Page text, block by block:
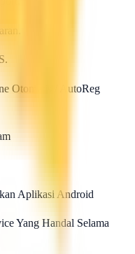
Otomatis / AutoReg
Aplikasi Android
Yang Handal Selama